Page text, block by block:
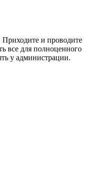
и проводите
все для полноценного
у администрации.